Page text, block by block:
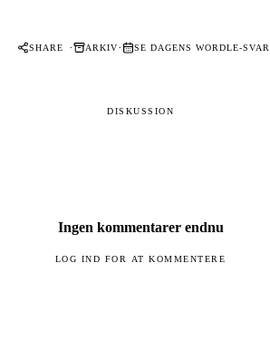
SHARE · ARKIV· SE DAGENS WORDLE-SVAR
DISKUSSION
Ingen kommentarer endnu
LOG IND FOR AT KOMMENTERE